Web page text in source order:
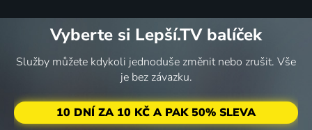
Vyberte si Lepší.TV balíček
Služby můžete kdykoli jednoduše změnit nebo zrušit. Vše
je bez závazku.
10 DNÍ ZA 10 KČ A PAK 50% SLEVA